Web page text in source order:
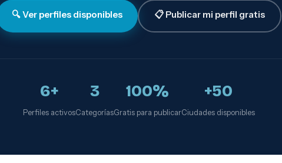
🔍 Ver perfiles disponibles 📋 Publicar mi perfil gratis
6+
Perfiles activos
3
Categorías
100%
Gratis para publicar
+50
Ciudades disponibles